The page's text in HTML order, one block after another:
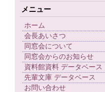
メニュー
ホーム
会長あいさつ
同窓会について
同窓会からのお知らせ
資料館資料 データベース
先輩文庫 データベース
お問い合わせ